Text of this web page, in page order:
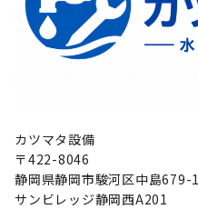
カツマタ設備
〒422-8046
静岡県静岡市駿河区中島679-1
サンビレッジ静岡西A201